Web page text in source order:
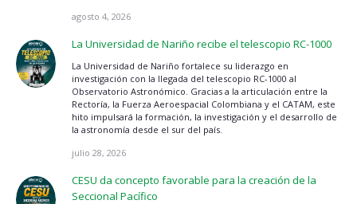
agosto 4, 2026
La Universidad de Nariño recibe el telescopio RC-1000
La Universidad de Nariño fortalece su liderazgo en
investigación con la llegada del telescopio RC-1000 al
Observatorio Astronómico. Gracias a la articulación entre la
Rectoría, la Fuerza Aeroespacial Colombiana y el CATAM, este
hito impulsará la formación, la investigación y el desarrollo de
la astronomía desde el sur del país.
julio 28, 2026
CESU da concepto favorable para la creación de la
Seccional Pacífico